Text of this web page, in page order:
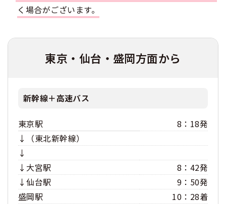
合宿免許 よくある質問
く場合がございます。
東京・仙台・盛岡方面から
新幹線＋高速バス
東京駅
8：18発
↓（東北新幹線）
↓
↓大宮駅
8：42発
↓仙台駅
9：50発
盛岡駅
10：28着